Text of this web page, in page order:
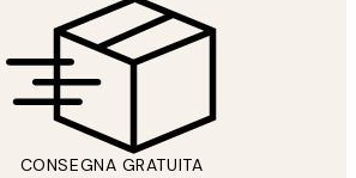
CONSEGNA GRATUITA